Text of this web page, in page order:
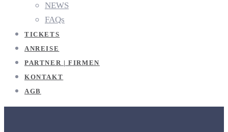
NEWS
FAQs
TICKETS
ANREISE
PARTNER | FIRMEN
KONTAKT
AGB